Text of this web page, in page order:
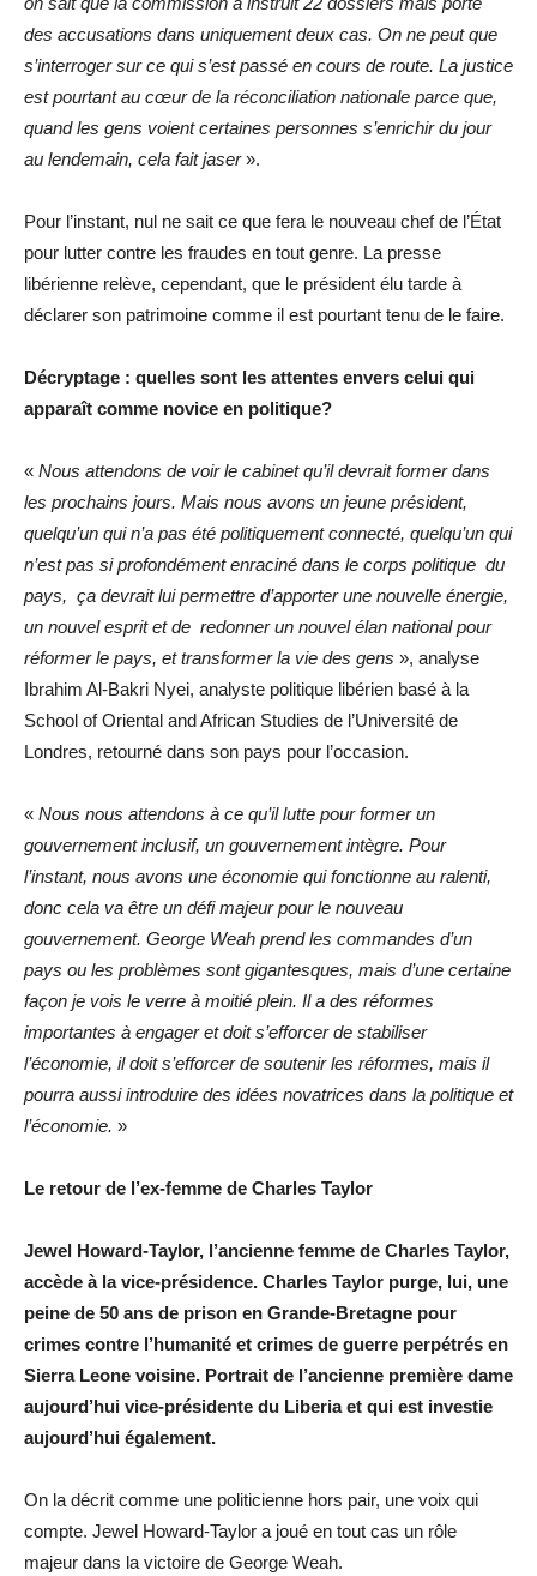
des accusations dans uniquement deux cas. On ne peut que
s’interroger sur ce qui s’est passé en cours de route. La justice
est pourtant au cœur de la réconciliation nationale parce que,
quand les gens voient certaines personnes s’enrichir du jour
au lendemain, cela fait jaser ».
Pour l’instant, nul ne sait ce que fera le nouveau chef de l’État
pour lutter contre les fraudes en tout genre. La presse
libérienne relève, cependant, que le président élu tarde à
déclarer son patrimoine comme il est pourtant tenu de le faire.
Décryptage : quelles sont les attentes envers celui qui
apparaît comme novice en politique?
« Nous attendons de voir le cabinet qu’il devrait former dans
les prochains jours. Mais nous avons un jeune président,
quelqu’un qui n’a pas été politiquement connecté, quelqu’un qui
n’est pas si profondément enraciné dans le corps politique du
pays, ça devrait lui permettre d’apporter une nouvelle énergie,
un nouvel esprit et de redonner un nouvel élan national pour
réformer le pays, et transformer la vie des gens », analyse
Ibrahim Al-Bakri Nyei, analyste politique libérien basé à la
School of Oriental and African Studies de l’Université de
Londres, retourné dans son pays pour l’occasion.
« Nous nous attendons à ce qu’il lutte pour former un
gouvernement inclusif, un gouvernement intègre. Pour
l’instant, nous avons une économie qui fonctionne au ralenti,
donc cela va être un défi majeur pour le nouveau
gouvernement. George Weah prend les commandes d’un
pays ou les problèmes sont gigantesques, mais d’une certaine
façon je vois le verre à moitié plein. Il a des réformes
importantes à engager et doit s’efforcer de stabiliser
l’économie, il doit s’efforcer de soutenir les réformes, mais il
pourra aussi introduire des idées novatrices dans la politique et
l’économie. »
Le retour de l’ex-femme de Charles Taylor
Jewel Howard-Taylor, l’ancienne femme de Charles Taylor,
accède à la vice-présidence. Charles Taylor purge, lui, une
peine de 50 ans de prison en Grande-Bretagne pour
crimes contre l’humanité et crimes de guerre perpétrés en
Sierra Leone voisine. Portrait de l’ancienne première dame
aujourd’hui vice-présidente du Liberia et qui est investie
aujourd’hui également.
On la décrit comme une politicienne hors pair, une voix qui
compte. Jewel Howard-Taylor a joué en tout cas un rôle
majeur dans la victoire de George Weah.